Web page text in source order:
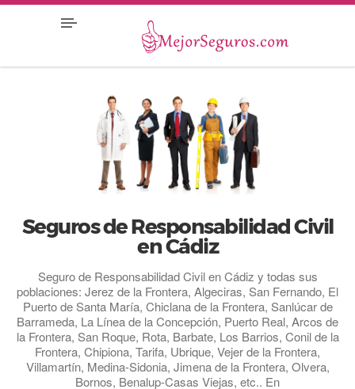
Seguros de Responsabilidad Civil
en Cádiz
Seguro de Responsabilidad Civil en Cádiz y todas sus
poblaciones: Jerez de la Frontera, Algeciras, San Fernando, El
Puerto de Santa María, Chiclana de la Frontera, Sanlúcar de
Barrameda, La Línea de la Concepción, Puerto Real, Arcos de
la Frontera, San Roque, Rota, Barbate, Los Barrios, Conil de la
Frontera, Chipiona, Tarifa, Ubrique, Vejer de la Frontera,
Villamartín, Medina-Sidonia, Jimena de la Frontera, Olvera,
Bornos, Benalup-Casas Viejas, etc.. En